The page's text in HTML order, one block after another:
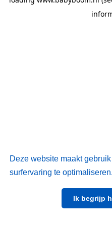
Deze website maakt
surfervaring te optimaliseren.
Ik begrijp